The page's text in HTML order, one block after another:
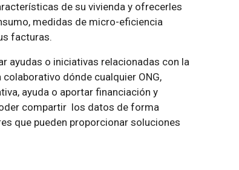
de su vivienda y ofrecerles
medidas de micro-eficiencia
facturas.
ayudas o iniciativas relacionadas con la
dónde cualquier ONG,
ayuda o aportar financiación y
compartir los datos de forma
que pueden proporcionar soluciones